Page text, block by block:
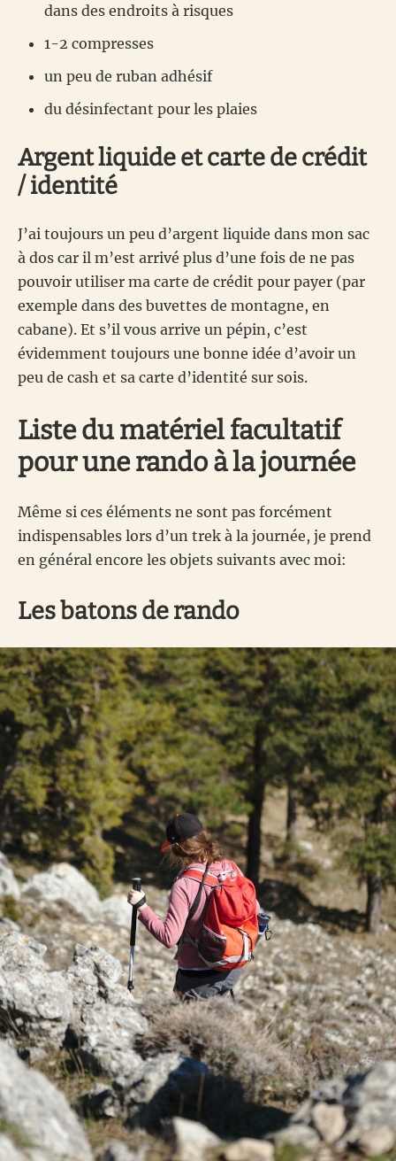
dans des endroits à risques
1-2 compresses
un peu de ruban adhésif
du désinfectant pour les plaies
Argent liquide et carte de crédit
/ identité
J’ai toujours un peu d’argent liquide dans mon sac
à dos car il m’est arrivé plus d’une fois de ne pas
pouvoir utiliser ma carte de crédit pour payer (par
exemple dans des buvettes de montagne, en
cabane). Et s’il vous arrive un pépin, c’est
évidemment toujours une bonne idée d’avoir un
peu de cash et sa carte d’identité sur sois.
Liste du matériel facultatif
pour une rando à la journée
Même si ces éléments ne sont pas forcément
indispensables lors d’un trek à la journée, je prend
en général encore les objets suivants avec moi:
Les batons de rando